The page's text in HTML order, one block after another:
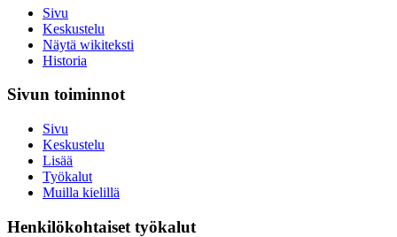
Sivu
Keskustelu
Näytä wikiteksti
Historia
Sivun toiminnot
Sivu
Keskustelu
Lisää
Työkalut
Muilla kielillä
Henkilökohtaiset työkalut